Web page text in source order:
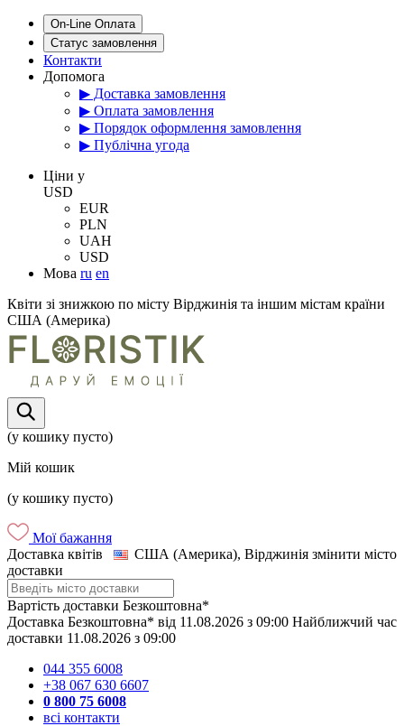
On-Line Оплата
Статус замовлення
Контакти
Допомога
▶ Доставка замовлення
▶ Оплата замовлення
▶ Порядок оформлення замовлення
▶ Публічна угода
Цiни у
USD
EUR
PLN
UAH
USD
Мова ru en
Квіти зі знижкою по місту Вірджинія та іншим містам країни
США (Америка)
(у кошику пусто)
Мій кошик
(у кошику пусто)
Мої бажання
Доставка квітів
США (Америка), Вірджинія змінити місто
доставки
Вартість доставки Безкоштовна*
Доставка Безкоштовна* від 11.08.2026 з 09:00 Найближчий час
доставки 11.08.2026 з 09:00
044 355 6008
+38 067 630 6607
0 800 75 6008
всі контакти